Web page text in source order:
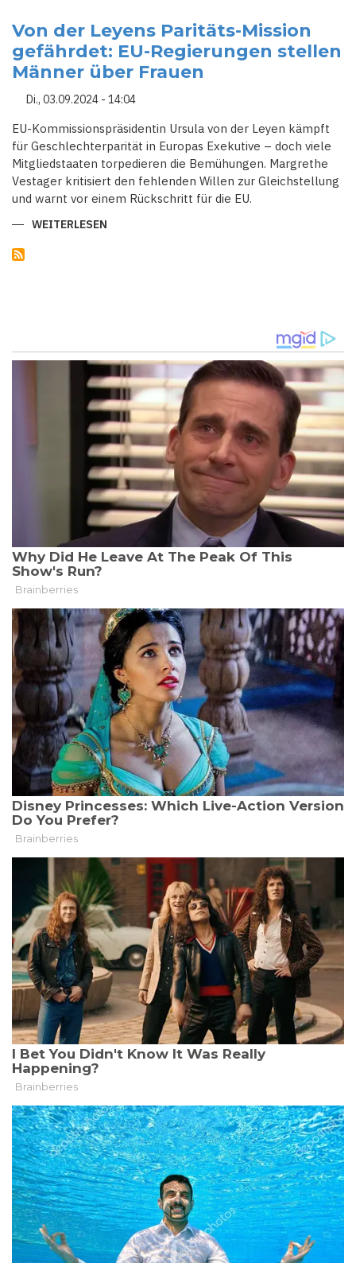
SELENSKYJ
RÄUMT
AUF
–
MINISTERRÜCKTRITTE
HÄUFEN
SICH
Von der Leyens Paritäts-Mission
gefährdet: EU-Regierungen stellen
Männer über Frauen
Di., 03.09.2024 - 14:04
EU-Kommissionspräsidentin Ursula von der Leyen kämpft
für Geschlechterparität in Europas Exekutive – doch viele
Mitgliedstaaten torpedieren die Bemühungen. Margrethe
Vestager kritisiert den fehlenden Willen zur Gleichstellung
und warnt vor einem Rückschritt für die EU.
WEITERLESEN
FRAUEN